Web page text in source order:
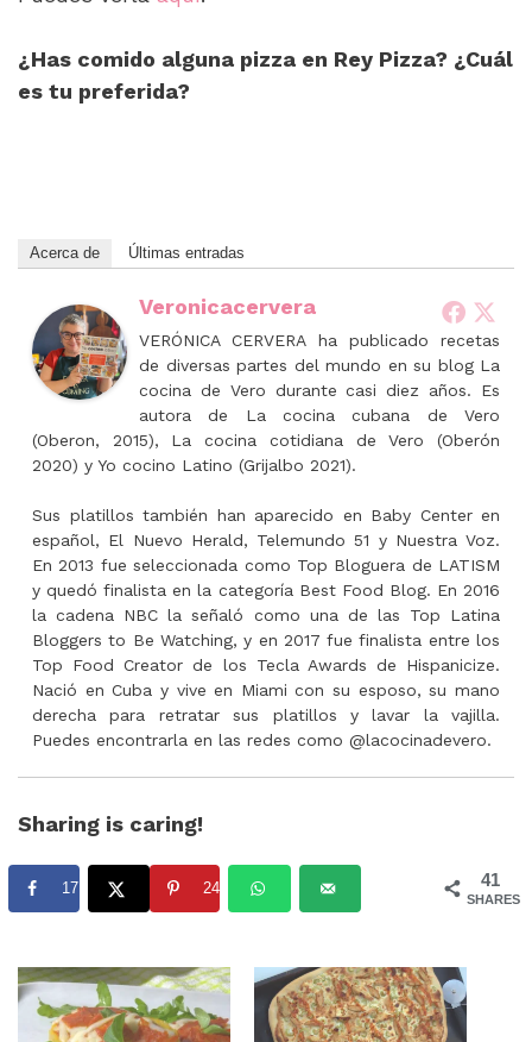
¿Has comido alguna pizza en Rey Pizza? ¿Cuál
es tu preferida?
Acerca de Últimas entradas
Veronicacervera
VERÓNICA CERVERA ha publicado recetas
de diversas partes del mundo en su blog La
cocina de Vero durante casi diez años. Es
autora de La cocina cubana de Vero
(Oberon, 2015), La cocina cotidiana de Vero (Oberón
2020) y Yo cocino Latino (Grijalbo 2021).
Sus platillos también han aparecido en Baby Center en
español, El Nuevo Herald, Telemundo 51 y Nuestra Voz.
En 2013 fue seleccionada como Top Bloguera de LATISM
y quedó finalista en la categoría Best Food Blog. En 2016
la cadena NBC la señaló como una de las Top Latina
Bloggers to Be Watching, y en 2017 fue finalista entre los
Top Food Creator de los Tecla Awards de Hispanicize.
Nació en Cuba y vive en Miami con su esposo, su mano
derecha para retratar sus platillos y lavar la vajilla.
Puedes encontrarla en las redes como @lacocinadevero.
Sharing is caring!
41
SHARES
17 24